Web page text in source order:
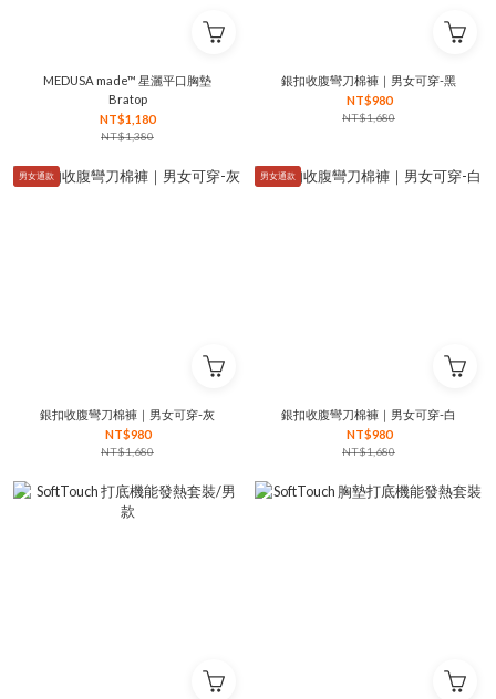
MEDUSA made™ 星灑平口胸墊
Bratop
NT$1,180
NT$1,380
銀扣收腹彎刀棉褲｜男女可穿-黑
NT$980
NT$1,680
男女通款
銀扣收腹彎刀棉褲｜男女可穿-灰
NT$980
NT$1,680
男女通款
銀扣收腹彎刀棉褲｜男女可穿-白
NT$980
NT$1,680